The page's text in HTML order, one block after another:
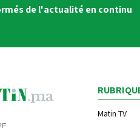
de l'actualité en continu
Matin TV